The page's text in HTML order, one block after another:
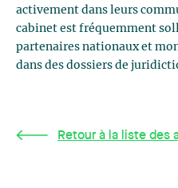
activement dans leurs
cabinet est fréquemment
partenaires nationaux et
dans des dossiers de
Retour à la liste des